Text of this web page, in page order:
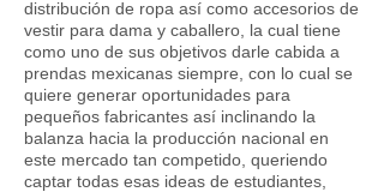
distribución de ropa así como accesorios de
vestir para dama y caballero, la cual tiene
como uno de sus objetivos darle cabida a
prendas mexicanas siempre, con lo cual se
quiere generar oportunidades para
pequeños fabricantes así inclinando la
balanza hacia la producción nacional en
este mercado tan competido, queriendo
captar todas esas ideas de estudiantes,